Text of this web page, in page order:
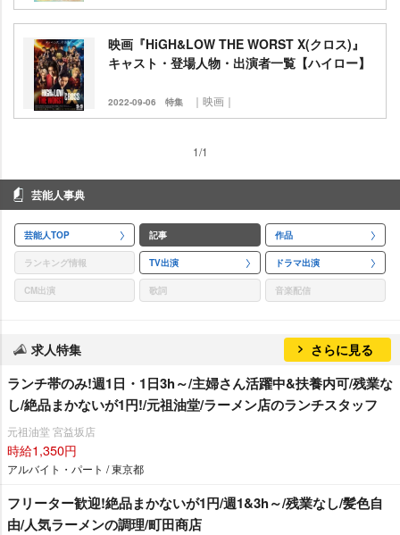
映画『HiGH&LOW THE WORST X(クロス)』
キャスト・登場人物・出演者一覧【ハイロー】
2022-09-06 特集 ｜映画｜
1/1
芸能人事典
芸能人TOP 記事 作品
ランキング情報 TV出演 ドラマ出演
CM出演 歌詞 音楽配信
求人特集 さらに見る
ランチ帯のみ!週1日・1日3h～/主婦さん活躍中&扶養内可/残業な
し/絶品まかないが1円!/元祖油堂/ラーメン店のランチスタッフ
元祖油堂 宮益坂店
時給1,350円
アルバイト・パート / 東京都
フリーター歓迎!絶品まかないが1円/週1&3h～/残業なし/髪色自
由/人気ラーメンの調理/町田商店